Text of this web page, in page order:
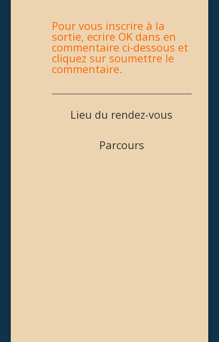
Pour vous inscrire à la
sortie, ecrire OK dans en
commentaire ci-dessous et
cliquez sur soumettre le
commentaire.
Lieu du rendez-vous
Parcours